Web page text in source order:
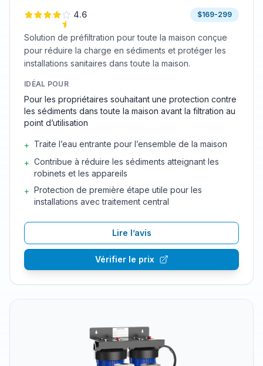
4.6 $169-299
Solution de préfiltration pour toute la maison conçue
pour réduire la charge en sédiments et protéger les
installations sanitaires dans toute la maison.
IDÉAL POUR
Pour les propriétaires souhaitant une protection contre
les sédiments dans toute la maison avant la filtration au
point d’utilisation
+ Traite l’eau entrante pour l’ensemble de la maison
+ Contribue à réduire les sédiments atteignant les
robinets et les appareils
+ Protection de première étape utile pour les
installations avec traitement central
Lire l’avis
Vérifier le prix